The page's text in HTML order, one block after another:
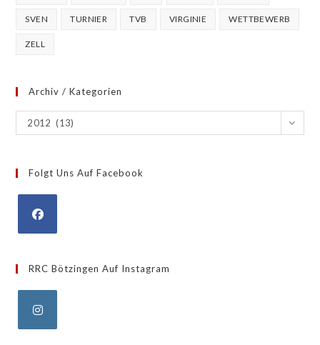
SVEN TURNIER TVB VIRGINIE WETTBEWERB
ZELL
Archiv / Kategorien
Archiv
/
2012 (13)
Folgt Uns Auf Facebook
a
new
tab
RRC Bötzingen Auf Instagram